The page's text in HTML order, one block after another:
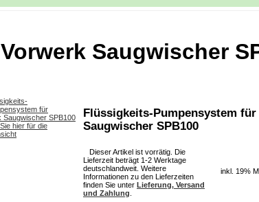
Vorwerk Saugwischer
Flüssigkeits-Pumpensystem für
Saugwischer SPB100
Dieser Artikel ist vorrätig. Die
Lieferzeit beträgt 1-2 Werktage
deutschlandweit. Weitere
Informationen zu den Lieferzeiten
finden Sie unter Lieferung, Versand
und Zahlung
inkl. 19%